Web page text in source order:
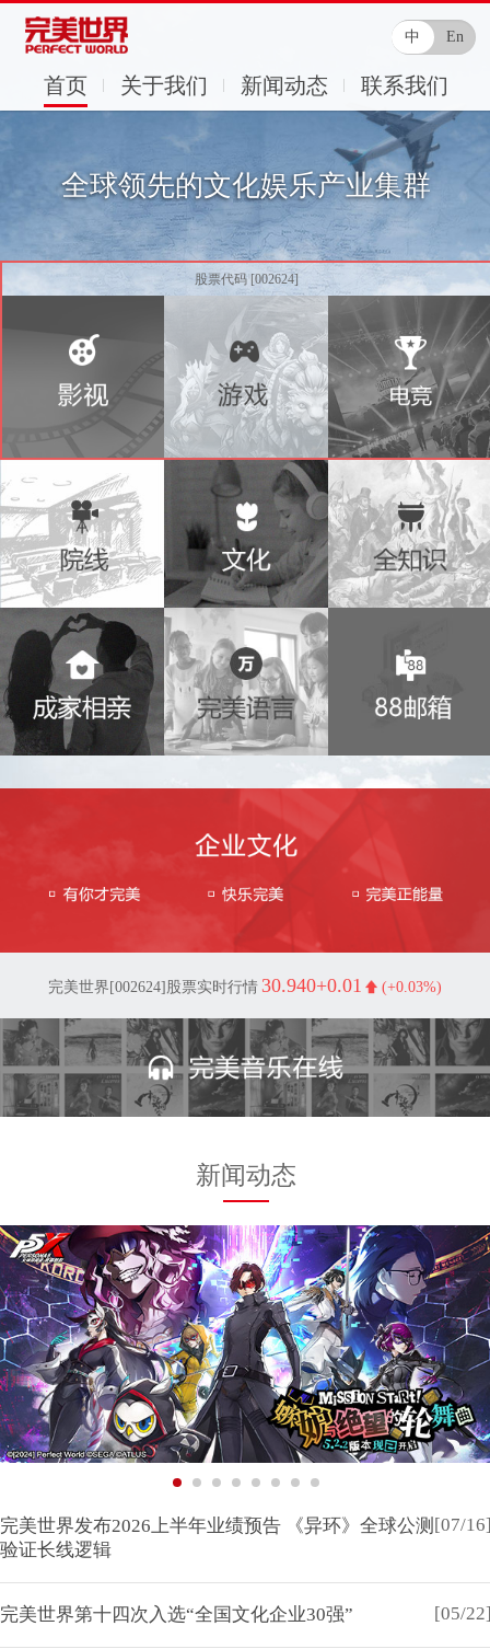
中 En
首页 关于我们 新闻动态 联系我们
股票代码 [002624]
全球领先的文化娱乐产业集群
完美世界[002624]股票实时行情 30.940+0.01 (+0.03%)
新闻动态
[07/
完美世界发布2026上半年业绩预告 《异环》全球公测
验证长线逻辑
[05/
完美世界第十四次入选“全国文化企业30强”